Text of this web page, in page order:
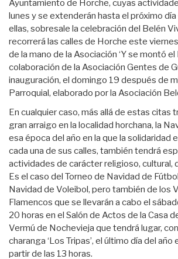
Ayuntamiento de Horche, cuyas
lunes y se extenderán hasta el próximo
ellas, sobresale la celebración del Belén
recorrerá las calles de Horche este
de la mano de la Asociación ‘Y se montó el
colaboración de la Asociación Gentes de
inauguración, el domingo 19 después de
Parroquial, elaborado por la Asociación
En cualquier caso, más allá de estas citas
gran arraigo en la localidad horchana, la
esa época del año en la que la solidaridad
cada una de sus calles, también tendrá
actividades de carácter religioso, cultural,
Es el caso del Torneo de Navidad de
Navidad de Voleibol, pero también de los
Flamencos que se llevarán a cabo el
20 horas en el Salón de Actos de la Casa
Vermú de Nochevieja que tendrá lugar,
charanga ‘Los Tripas’, el último día del año
partir de las 13 horas.